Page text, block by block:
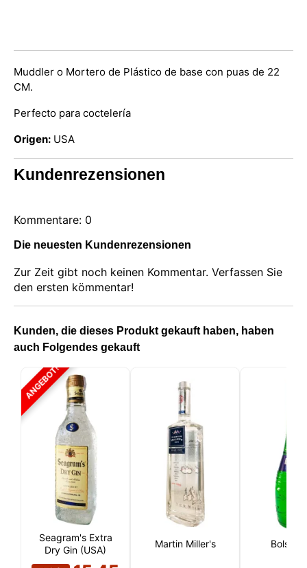
Muddler o Mortero de Plástico de base con puas de 22
CM.
Perfecto para coctelería
Origen: USA
Kundenrezensionen
Kommentare: 0
Die neuesten Kundenrezensionen
Zur Zeit gibt noch keinen Kommentar. Verfassen Sie
den ersten kömmentar!
Kunden, die dieses Produkt gekauft haben, haben
auch Folgendes gekauft
ANGEBOT!
Seagram's Extra
Dry Gin (USA)
Martin Miller's Bols